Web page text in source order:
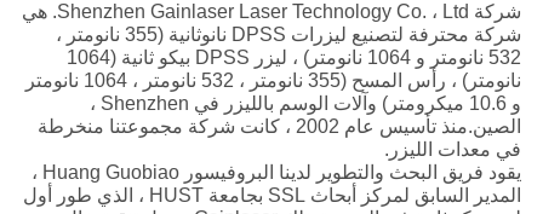
شركة Shenzhen Gainlaser Laser Technology Co. ، Ltd. هي
شركة محترفة لتصنيع ليزرات DPSS نانوثانية (355 نانومتر ،
532 نانومتر و 1064 نانومتر) ، ليزر DPSS بيكو ثانية (1064
نانومتر) ، رأس المسح (355 نانومتر ، 532 نانومتر ، 1064 نانومتر
و 10.6 ميكرومتر) وآلات الوسم بالليزر في Shenzhen ،
الصين.منذ تأسيس عام 2002 ، كانت شركة مجموعتنا منخرطة
في معدات الليزر.
يقود فريق البحث والتطوير لدينا البروفيسور Huang Guobiao ،
المدير السابق لمركز أبحاث SSL بجامعة HUST ، الذي طور أول